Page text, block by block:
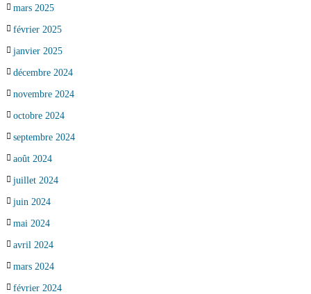
mars 2025
février 2025
janvier 2025
décembre 2024
novembre 2024
octobre 2024
septembre 2024
août 2024
juillet 2024
juin 2024
mai 2024
avril 2024
mars 2024
février 2024